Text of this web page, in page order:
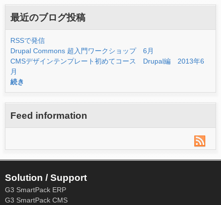
最近のブログ投稿
RSSで発信
Drupal Commons 超入門ワークショップ 6月
CMSデザインテンプレート初めてコース Drupal編 2013年6
月
続き
Feed information
Solution / Support
G3 SmartPack ERP
G3 SmartPack CMS